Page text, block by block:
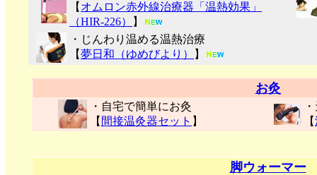
【 オムロン赤外線治療器「温熱効果」
（HIR-226）
】
・じんわり温める温熱治療
【夢日和（ゆめびより） 】
お灸
・自宅で簡単にお灸
【 間接温灸器セット 】
【
脚ウォーマー